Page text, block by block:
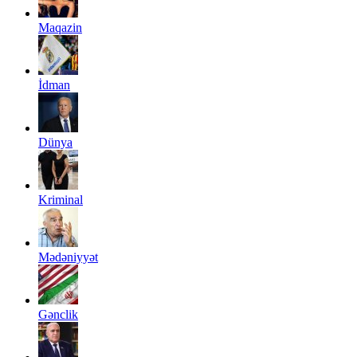
Maqazin
İdman
Dünya
Kriminal
Mədəniyyət
Gənclik